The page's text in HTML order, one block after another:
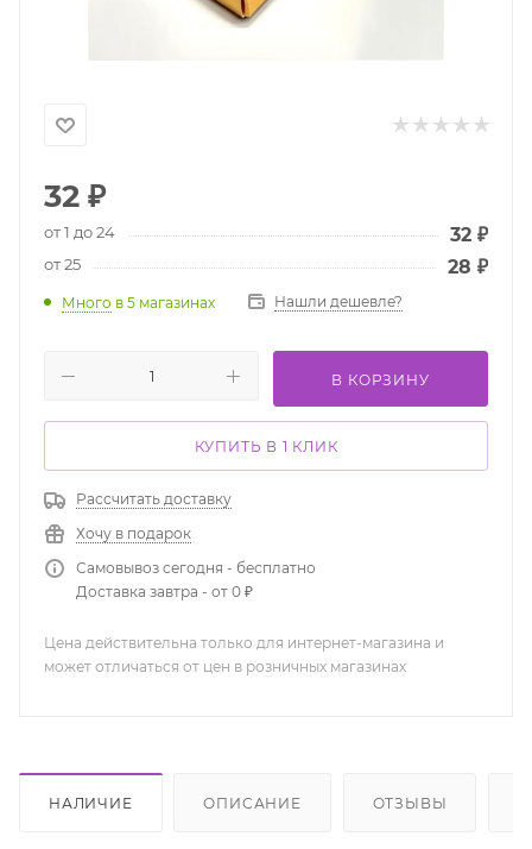
32 ₽
от 1 до 24 32 ₽
от 25 28 ₽
Много в 5 магазинах Нашли дешевле?
В КОРЗИНУ
КУПИТЬ В 1 КЛИК
Рассчитать доставку
Хочу в подарок
Самовывоз сегодня - бесплатно
Доставка завтра - от 0 ₽
Цена действительна только для интернет-магазина и
может отличаться от цен в розничных магазинах
НАЛИЧИЕ ОПИСАНИЕ ОТЗЫВЫ